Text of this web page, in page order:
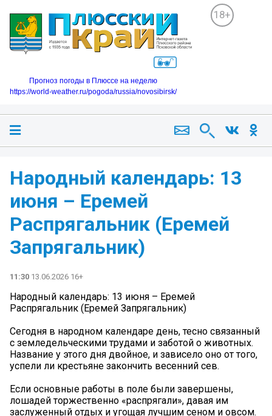
18+
Прогноз погоды в Плюссе на неделю
https://world-weather.ru/pogoda/russia/novosibirsk/
Народный календарь: 13
июня – Еремей
Распрягальник (Еремей
Запрягальник)
11:30 13.06.2026 16+
Народный календарь: 13 июня – Еремей
Распрягальник (Еремей Запрягальник)
Сегодня в народном календаре день, тесно связанный
с земледельческими трудами и заботой о животных.
Название у этого дня двойное, и зависело оно от того,
успели ли крестьяне закончить весенний сев.
Если основные работы в поле были завершены,
лошадей торжественно «распрягали», давая им
заслуженный отдых и угощая лучшим сеном и овсом.